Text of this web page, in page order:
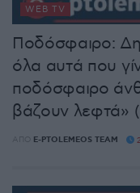
WEB TV
Ποδόσφαιρο:
όλα αυτά που
ποδόσφαιρο
βάζουν λεφτά»
ΑΠΌ E-PTOLEMEOS TEAM